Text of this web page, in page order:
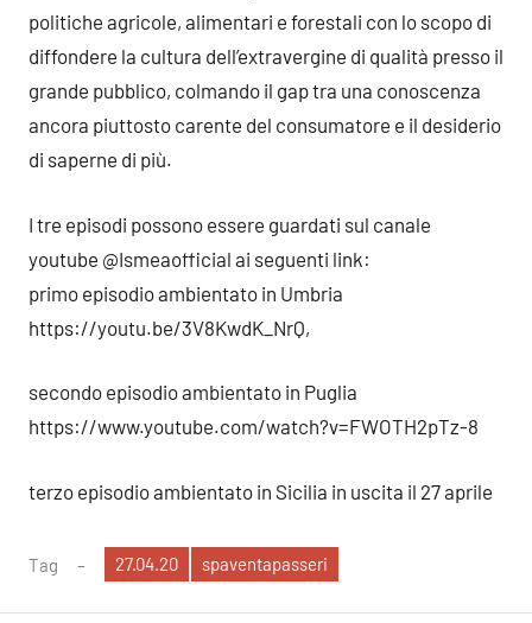
politiche agricole, alimentari e forestali con lo scopo di
diffondere la cultura dell’extravergine di qualità presso il
grande pubblico, colmando il gap tra una conoscenza
ancora piuttosto carente del consumatore e il desiderio
di saperne di più.
I tre episodi possono essere guardati sul canale
youtube @Ismeaofficial ai seguenti link:
primo episodio ambientato in Umbria
https://youtu.be/3V8KwdK_NrQ,
secondo episodio ambientato in Puglia
https://www.youtube.com/watch?v=FWOTH2pTz-8
terzo episodio ambientato in Sicilia in uscita il 27 aprile
Tag 27.04.20 spaventapasseri